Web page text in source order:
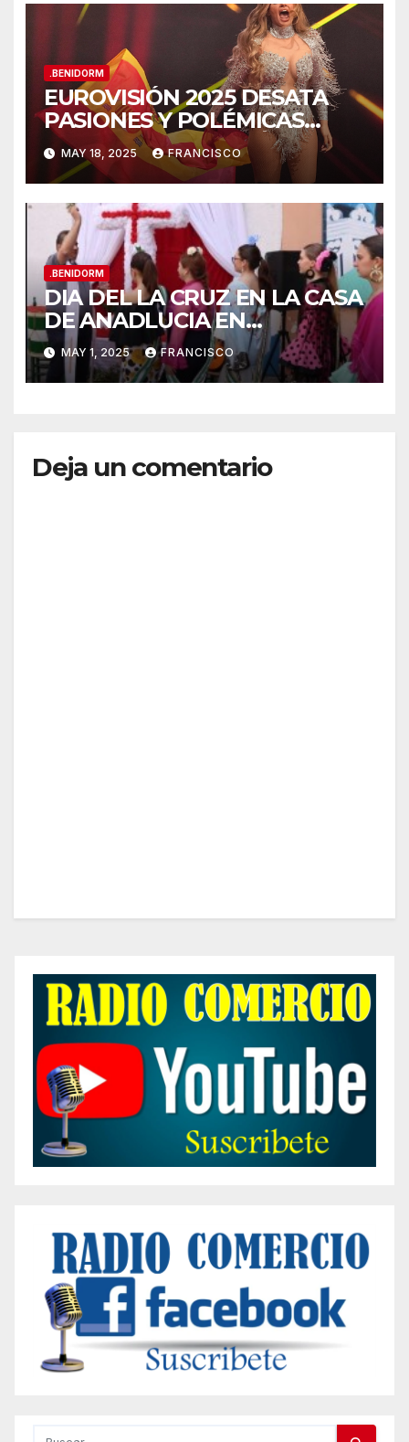
.BENIDORM
EUROVISIÓN 2025 DESATA
PASIONES Y POLÉMICAS
DESDE LA COSTA MÁS
FESTIVA DE ESPAÑA!
MAY 18, 2025 FRANCISCO
.BENIDORM
DIA DEL LA CRUZ EN LA CASA
DE ANADLUCIA EN
BENIDORM
MAY 1, 2025 FRANCISCO
Deja un comentario